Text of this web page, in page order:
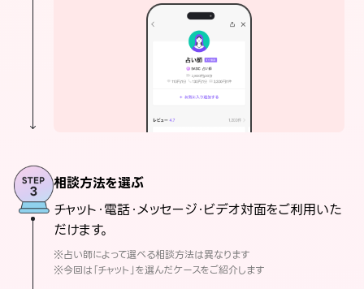
相談方法を選ぶ
チャット・電話・メッセージ・ビデオ対面をご利用いた
だけます。
※占い師によって選べる相談方法は異なります
※今回は「チャット」を選んだケースをご紹介します